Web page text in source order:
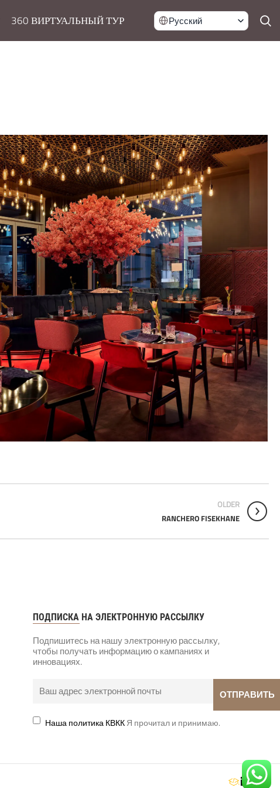
360 ВИРТУАЛЬНЫЙ ТУР Русский
OLDER
RANCHERO FISEKHANE
ПОДПИСКА НА ЭЛЕКТРОННУЮ РАССЫЛКУ
Подпишитесь на нашу электронную рассылку,
чтобы получать информацию о кампаниях и
инновациях.
Наша политика КВККЯ прочитал и принимаю.